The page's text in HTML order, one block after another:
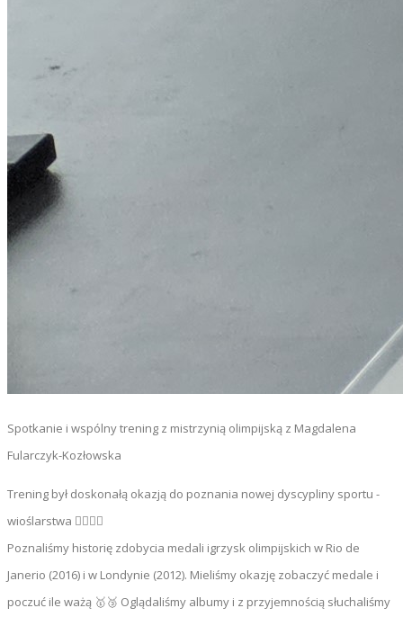
Spotkanie i wspólny trening z mistrzynią olimpijską z Magdalena
Fularczyk-Kozłowska
Trening był doskonałą okazją do poznania nowej dyscypliny sportu -
wioślarstwa 🚣‍♂️🚣‍♀️
Poznaliśmy historię zdobycia medali igrzysk olimpijskich w Rio de
Janerio (2016) i w Londynie (2012). Mieliśmy okazję zobaczyć medale i
poczuć ile ważą 🥇🥉 Oglądaliśmy albumy i z przyjemnością słuchaliśmy